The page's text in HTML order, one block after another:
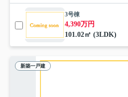
3号棟
4,390万円
101.02㎡ (3LDK)
新築一戸建